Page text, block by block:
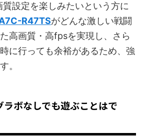
設定を楽しみたいという方に
R47TSがどんな激しい戦闘
高画質・高fpsを実現し、さら
に行っても余裕があるため、強
。
ラボなしでも遊ぶことはで